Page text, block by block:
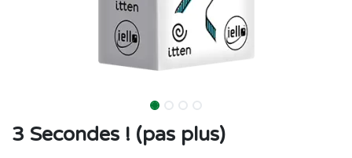
3 Secondes ! (pas plus)